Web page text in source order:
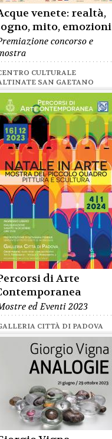
venete: realtà,
mito, emozioni
concorso e
CULTURALE
SAN GAETANO
di Arte
ed Eventi 2023
CITTÀ DI PADOVA